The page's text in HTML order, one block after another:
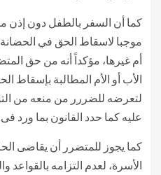
كما أن السفر بالطفل دون إذن
موجبا لاسقاط الحق في
أم غيرها، مؤكداً أنه من حق
الأب أو الأم المطالبة بإسقاط
لتعرضه للضررر من منعه من
عليه كما حدد القانون بما ورد فى
كما يجوز للمتضرر أن يقاضى
الأسرة، لعدم التزامه بالقواعد